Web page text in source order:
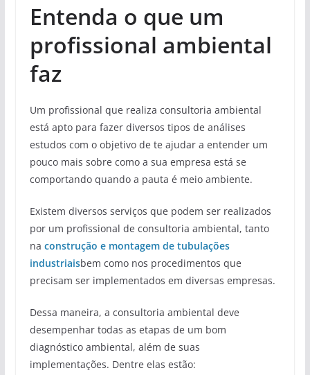
Entenda o que um
profissional ambiental
faz
Um profissional que realiza consultoria ambiental
está apto para fazer diversos tipos de análises
estudos com o objetivo de te ajudar a entender um
pouco mais sobre como a sua empresa está se
comportando quando a pauta é meio ambiente.
Existem diversos serviços que podem ser realizados
por um profissional de consultoria ambiental, tanto
na construção e montagem de tubulações
industriaisbem como nos procedimentos que
precisam ser implementados em diversas empresas.
Dessa maneira, a consultoria ambiental deve
desempenhar todas as etapas de um bom
diagnóstico ambiental, além de suas
implementações. Dentre elas estão: